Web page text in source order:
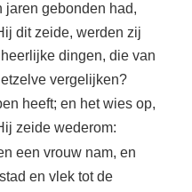
jaren gebonden had,
dit zeide, werden zij
dingen, die van
vergelijken?
heeft; en het wies op,
zeide wederom:
een vrouw nam, en
en vlek tot de